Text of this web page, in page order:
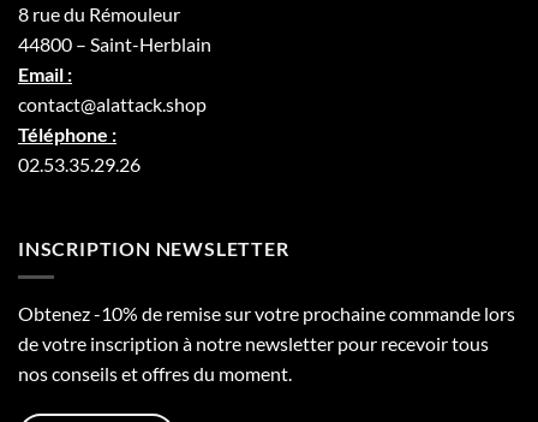
8 rue du Rémouleur
44800 – Saint-Herblain
Email :
contact@alattack.shop
Téléphone :
02.53.35.29.26
INSCRIPTION NEWSLETTER
Obtenez -10% de remise sur votre prochaine commande lors
de votre inscription à notre newsletter pour recevoir tous
nos conseils et offres du moment.